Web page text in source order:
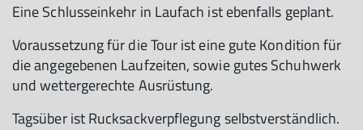
Eine Schlusseinkehr in Laufach ist ebenfalls geplant.
Voraussetzung für die Tour ist eine gute Kondition für
die angegebenen Laufzeiten, sowie gutes Schuhwerk
und wettergerechte Ausrüstung.
Tagsüber ist Rucksackverpflegung selbstverständlich.